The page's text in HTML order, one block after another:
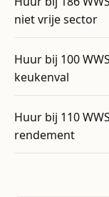
niet vrije sector
Huur bij 100
keukenval
Huur bij 110
rendement